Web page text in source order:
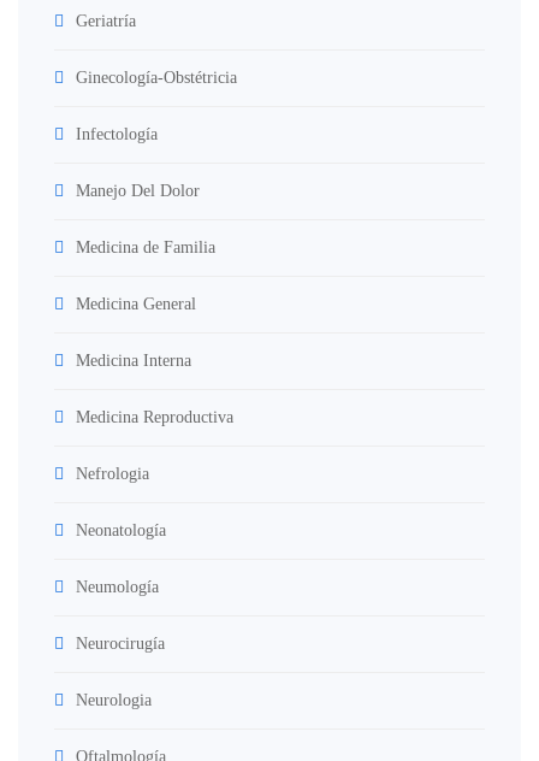
Geriatría
Ginecología-Obstétricia
Infectología
Manejo Del Dolor
Medicina de Familia
Medicina General
Medicina Interna
Medicina Reproductiva
Nefrologia
Neonatología
Neumología
Neurocirugía
Neurologia
Oftalmología